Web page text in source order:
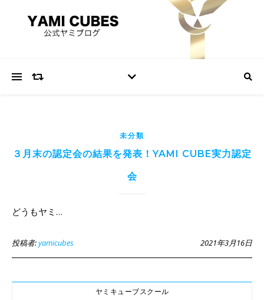
未分類
３月末の認定会の結果を発表！YAMI CUBE実力認定
会
どうもヤミ…
投稿者:yamicubes 2021年3月16日
ヤミキューブスクール